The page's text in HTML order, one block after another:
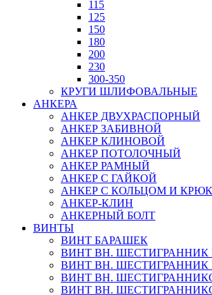
115
125
150
180
200
230
300-350
КРУГИ ШЛИФОВАЛЬНЫЕ
АНКЕРА
АНКЕР ДВУХРАСПОРНЫЙ
АНКЕР ЗАБИВНОЙ
АНКЕР КЛИНОВОЙ
АНКЕР ПОТОЛОЧНЫЙ
АНКЕР РАМНЫЙ
АНКЕР С ГАЙКОЙ
АНКЕР С КОЛЬЦОМ И
АНКЕР-КЛИН
АНКЕРНЫЙ БОЛТ
ВИНТЫ
ВИНТ БАРАШЕК
ВИНТ ВН. ШЕСТИГРАННИК
ВИНТ ВН. ШЕСТИГРАННИК
ВИНТ ВН.
ВИНТ ВН.